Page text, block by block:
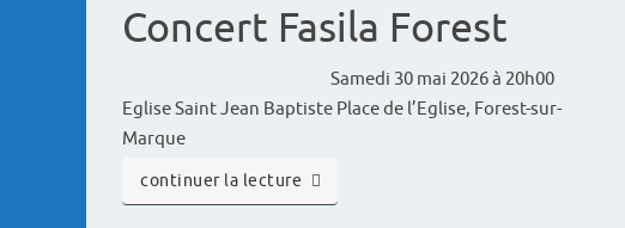
Concert Fasila Forest
Samedi 30 mai 2026 à 20h00
Eglise Saint Jean Baptiste Place de l’Eglise, Forest-sur-
Marque
continuer la lecture